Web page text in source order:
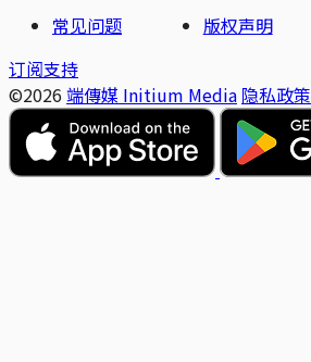
常见问题
版权声明
订阅支持
©2026 端傳媒 Initium Media 隐私政策